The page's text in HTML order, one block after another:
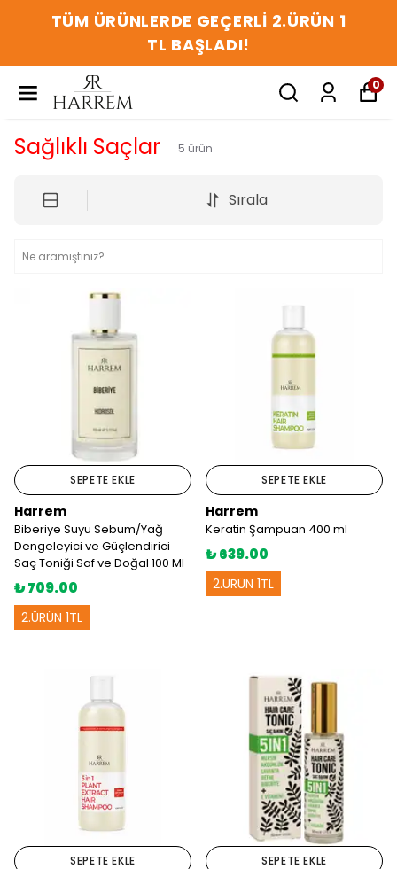
TÜM ÜRÜNLERDE GEÇERLİ 2.ÜRÜN 1
TL BAŞLADI!
0
Sağlıklı Saçlar 5 ürün
Sırala
SEPETE EKLE
Harrem
Biberiye Suyu Sebum/Yağ
Dengeleyici ve Güçlendirici
Saç Toniği Saf ve Doğal 100 Ml
₺ 709.00
2.ÜRÜN 1TL
SEPETE EKLE
Harrem
Keratin Şampuan 400 ml
₺ 639.00
2.ÜRÜN 1TL
SEPETE EKLE SEPETE EKLE